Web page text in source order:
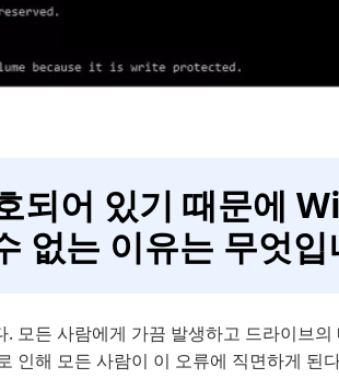
되어 있기 때문에
없는 이유는 무엇입
모든 사람에게 가끔 발생하고 드라이브
인해 모든 사람이 이 오류에 직면하게 된